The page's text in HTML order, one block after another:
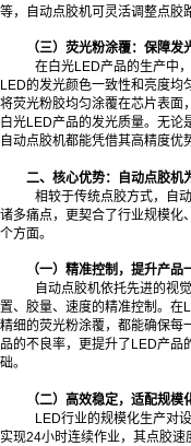
等，自动点胶机可灵活调整点胶
（三）荧光粉涂覆：保障发
在白光LED产品的生产中
LED的发光颜色一致性和亮度均
将荧光粉胶均匀涂覆在芯片表面
白光LED产品的发光质量。无论
自动点胶机都能凭借其高精度优
二、核心优势：自动点胶机
相较于传统点胶方式，自
诸多痛点，更契合了行业规模化
个方面。
（一）精准控制，提升产品
自动点胶机依托先进的视
置、胶量、速度的精准控制。在
精细的荧光粉涂覆，都能确保每
品的不良率，更提升了LED产品
础。
（二）高效稳定，适配规模
LED行业的规模化生产对
实现24小时连续作业，其点胶